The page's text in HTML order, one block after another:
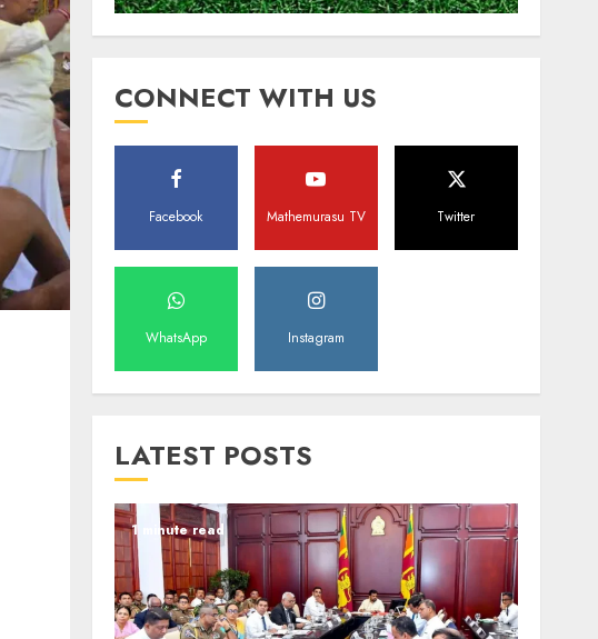
CONNECT WITH US
Facebook Mathemurasu TV Twitter
WhatsApp Instagram
LATEST POSTS
1 minute read